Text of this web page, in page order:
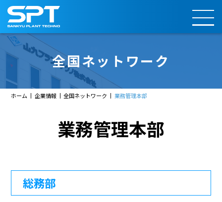
全国ネットワーク
ホーム 企業情報 全国ネットワーク 業務管理本部
業務管理本部
総務部